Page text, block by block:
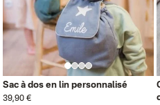
Sac à dos en lin personnalisé
39,90 €